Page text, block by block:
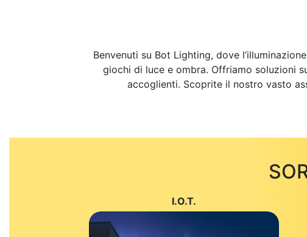
Benvenuti su Bot Lighting, dove
giochi di luce e ombra. Offriamo soluzioni
accoglienti. Scoprite il nostro vasto
I.O.T.